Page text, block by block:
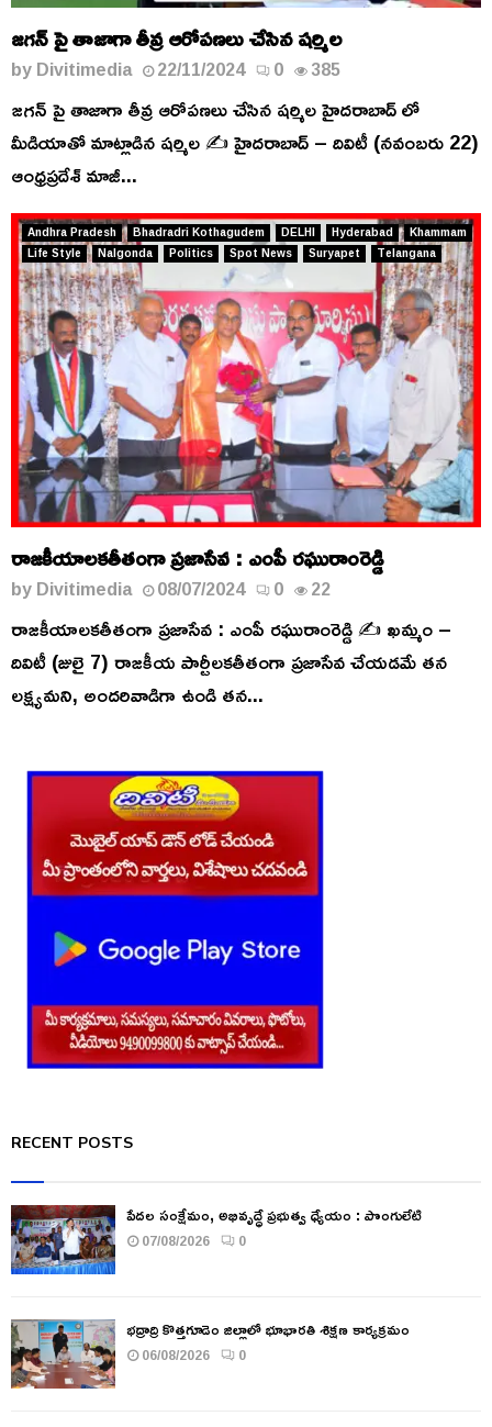
జగన్ పై తాజాగా తీవ్ర ఆరోపణలు చేసిన షర్మిల
byDivitimedia 22/11/2024 0 385
జగన్ పై తాజాగా తీవ్ర ఆరోపణలు చేసిన షర్మిల హైదరాబాద్ లో
మీడియాతో మాట్లాడిన షర్మిల ✍️ హైదరాబాద్ – దివిటీ (నవంబరు 22)
ఆంధ్రప్రదేశ్ మాజీ...
Andhra Pradesh Bhadradri Kothagudem DELHI Hyderabad
Khammam
Life Style
Nalgonda Politics Spot News Suryapet Telangana
రాజకీయాలకతీతంగా ప్రజాసేవ : ఎంపీ రఘురాంరెడ్డి
byDivitimedia 08/07/2024 0 22
రాజకీయాలకతీతంగా ప్రజాసేవ : ఎంపీ రఘురాంరెడ్డి ✍️ ఖమ్మం –
దివిటీ (జులై 7) రాజకీయ పార్టీలకతీతంగా ప్రజాసేవ చేయడమే తన
లక్ష్యమని, అందరివాడిగా ఉండి తన...
RECENT POSTS
పేదల సంక్షేమం, అభివృద్ధే ప్రభుత్వ ధ్యేయం : పొంగులేటి
07/08/2026 0
భద్రాద్రి కొత్తగూడెం జిల్లాలో భూభారతి శిక్షణ కార్యక్రమం
06/08/2026 0